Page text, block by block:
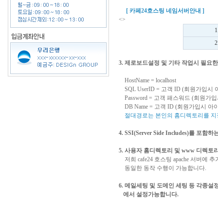
[ 카페24호스팅 네임서버안내 ]
<>
3. 제로보드설정 및 기타 작업시 필요
HostName = localhost
SQL UserID = 고객 ID (회원가입시
Password = 고객 패스워드 (회원가
DB Name = 고객 ID (회원가입시 아
절대경로는 본인의 홈디렉토리를 지
4. SSI(Server Side Includes)를 포함
5. 사용자 홈디렉토리 및 www 디렉토
저희 cafe24 호스팅 apache 서버에
동일한 동작 수행이 가능합니다.
6. 메일세팅 및 도메인 세팅 등 각종설
에서 설정가능합니다.